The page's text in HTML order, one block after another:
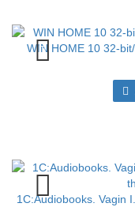
WIN HOME 10 32-
1C:Audiobooks. Vagin